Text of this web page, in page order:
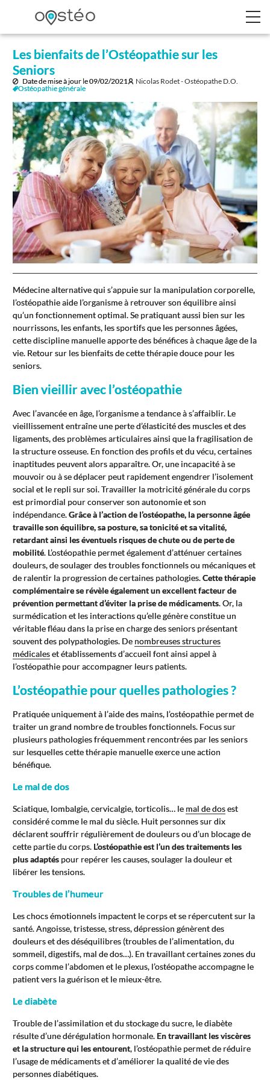
Les bienfaits de l’Ostéopathie sur les
Seniors
Date de mise à jour le09/02/2021
Nicolas Rodet - Ostéopathe D.O.
Ostéopathie générale
Médecine alternative qui s’appuie sur la manipulation corporelle,
l’ostéopathie aide l’organisme à retrouver son équilibre ainsi
qu’un fonctionnement optimal. Se pratiquant aussi bien sur les
nourrissons, les enfants, les sportifs que les personnes âgées,
cette discipline manuelle apporte des bénéfices à chaque âge de la
vie. Retour sur les bienfaits de cette thérapie douce pour les
seniors.
Bien vieillir avec l’ostéopathie
Avec l’avancée en âge, l’organisme a tendance à s’affaiblir. Le
vieillissement entraîne une perte d’élasticité des muscles et des
ligaments, des problèmes articulaires ainsi que la fragilisation de
la structure osseuse. En fonction des profils et du vécu, certaines
inaptitudes peuvent alors apparaître. Or, une incapacité à se
mouvoir ou à se déplacer peut rapidement engendrer l’isolement
social et le repli sur soi. Travailler la motricité générale du corps
est primordial pour conserver son autonomie et son
indépendance.Grâce à l’action de l’ostéopathe, la personne âgée
travaille son équilibre, sa posture, sa tonicité et sa vitalité,
retardant ainsi les éventuels risques de chute ou de perte de
mobilité. L’ostéopathie permet également d’atténuer certaines
douleurs, de soulager des troubles fonctionnels ou mécaniques et
de ralentir la progression de certaines pathologies.Cette thérapie
complémentaire se révèle également un excellent facteur de
prévention permettant d’éviter la prise de médicaments. Or, la
surmédication et les interactions qu’elle génère constitue un
véritable fléau dans la prise en charge des seniors présentant
souvent des polypathologies. De nombreuses structures
médicaleset établissements d’accueil font ainsi appel à
l’ostéopathie pour accompagner leurs patients.
L’ostéopathie pour quelles pathologies ?
Pratiquée uniquement à l’aide des mains, l’ostéopathie permet de
traiter un grand nombre de troubles fonctionnels. Focus sur
plusieurs pathologies fréquemment rencontrées par les seniors
sur lesquelles cette thérapie manuelle exerce une action
bénéfique.
Le mal de dos
Sciatique, lombalgie, cervicalgie, torticolis… le mal de dosest
considéré comme le mal du siècle. Huit personnes sur dix
déclarent souffrir régulièrement de douleurs ou d’un blocage de
cette partie du corps. L’ostéopathie est l’un des traitements les
plus adaptés pour repérer les causes, soulager la douleur et
libérer les tensions.
Troubles de l’humeur
Les chocs émotionnels impactent le corps et se répercutent sur la
santé. Angoisse, tristesse, stress, dépression génèrent des
douleurs et des déséquilibres (troubles de l’alimentation, du
sommeil, digestifs, mal de dos…). En travaillant certaines zones du
corps comme l’abdomen et le plexus, l’ostéopathe accompagne le
patient vers la guérison et le mieux-être.
Le diabète
Trouble de l’assimilation et du stockage du sucre, le diabète
résulte d’une dérégulation hormonale. En travaillant les viscères
et la structure qui les entourent, l’ostéopathie permet de réduire
l’usage de médicaments et d’améliorer la qualité de vie des
personnes diabétiques.